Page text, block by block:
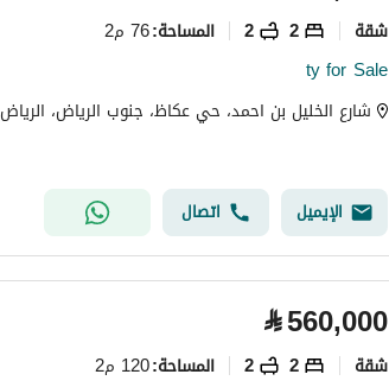
شقة 2
2 المساحة:76 م2
ty for Sale
شارع الخليل بن احمد، حي عكاظ، جنوب الرياض، الرياض
الإيميل اتصال
⃁560,000
شقة 2
2 المساحة:120 م2